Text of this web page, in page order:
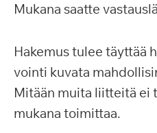
Mukana saatte
Hakemus tulee täyttää
vointi kuvata
Mitään muita liitteitä ei
mukana toimittaa.